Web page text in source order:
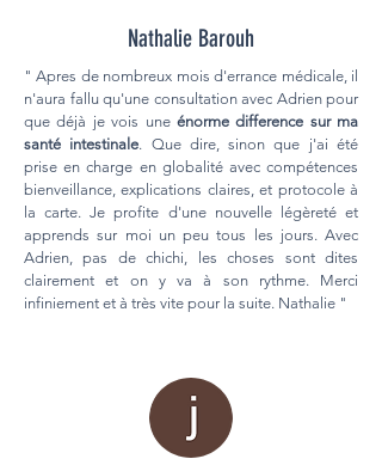
Nathalie Barouh
" Apres de nombreux mois d'errance médicale, il
n'aura fallu qu'une consultation avec Adrien pour
que déjà je vois une énorme difference sur ma
santé intestinale. Que dire, sinon que j'ai été
prise en charge en globalité avec compétences
bienveillance, explications claires, et protocole à
la carte. Je profite d'une nouvelle légèreté et
apprends sur moi un peu tous les jours. Avec
Adrien, pas de chichi, les choses sont dites
clairement et on y va à son rythme. Merci
infiniement et à très vite pour la suite. Nathalie "